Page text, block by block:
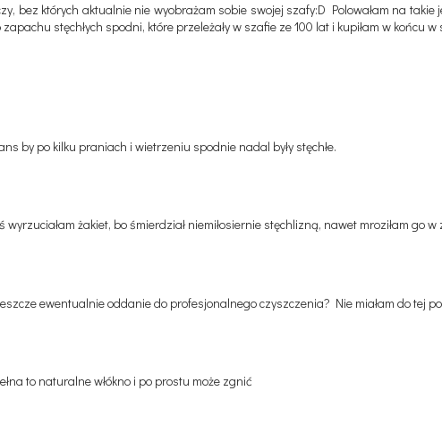
bez których aktualnie nie wyobrażam sobie swojej szafy:D Polowałam na
stęchłych spodni, które przeleżały w szafie ze 100 lat i kupiłam w końcu
by po kilku praniach i wietrzeniu spodnie nadal były stęchłe.
wyrzuciałam żakiet, bo śmierdział niemiłosiernie stęchlizną, nawet mroziłam go
ewentualnie oddanie do profesjonalnego czyszczenia? Nie miałam do tej
to naturalne włókno i po prostu może zgnić